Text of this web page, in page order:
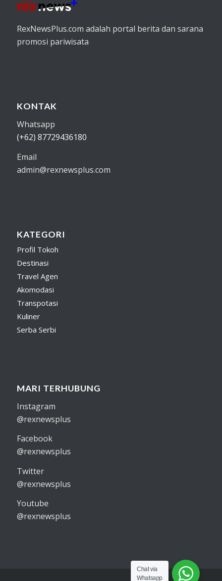
RexNewsPlus.com adalah portal berita dan sarana
promosi pariwisata
KONTAK
Whatsapp
(+62) 87729436180
Email
admin@rexnewsplus.com
KATEGORI
Profil Tokoh
Destinasi
Travel Agen
Akomodasi
Transpotasi
Kuliner
Serba Serbi
MARI TERHUBUNG
Instagram
@rexnewsplus
Facebook
@rexnewsplus
Twitter
@rexnewsplus
Youtube
@rexnewsplus
Chat via
Whatsapp